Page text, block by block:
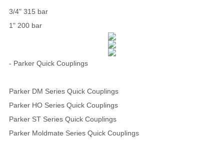
3/4" 315 bar
1" 200 bar
- Parker Quick Couplings
Parker DM Series Quick Couplings
Parker HO Series Quick Couplings
Parker ST Series Quick Couplings
Parker Moldmate Series Quick Couplings